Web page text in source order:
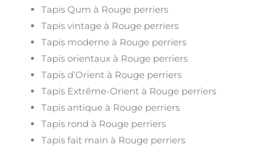
Tapis Qum à Rouge perriers
Tapis vintage à Rouge perriers
Tapis moderne à Rouge perriers
Tapis orientaux à Rouge perriers
Tapis d’Orient à Rouge perriers
Tapis Extrême-Orient à Rouge perriers
Tapis antique à Rouge perriers
Tapis rond à Rouge perriers
Tapis fait main à Rouge perriers